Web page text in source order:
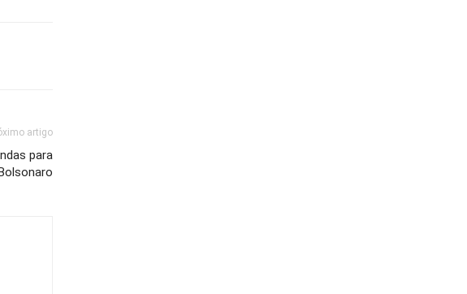
artigo
para